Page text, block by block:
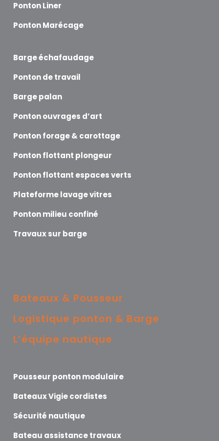
Ponton Liner
Ponton Marécage
Barge échafaudage
Ponton de travail
Barge palan
Ponton ouvrages d’art
Ponton forage & carottage
Ponton flottant plongeur
Ponton flottant espaces verts
Plateforme lavage vitres
Ponton milieu confiné
Travaux sur barge
Bateaux & Pousseur
Logistique ponton & Barge
L’équipe nautique
Pousseur ponton modulaire
Bateaux Vigie cordistes
Sécurité nautique
Bateau assistance travaux